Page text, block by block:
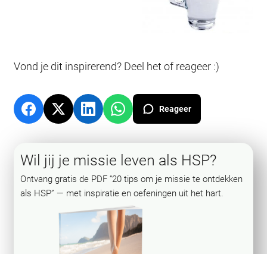
Vond je dit inspirerend? Deel het of reageer :)
Reageer
Wil jij je missie leven als HSP?
Ontvang gratis de PDF “20 tips om je missie te ontdekken
als HSP” — met inspiratie en oefeningen uit het hart.